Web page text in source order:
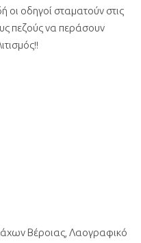
οι οδηγοί σταματούν στις
πεζούς να περάσουν
Λαογραφικό